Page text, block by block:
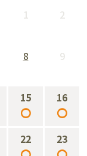
1 2
8 9
15
○
16
○
22 23